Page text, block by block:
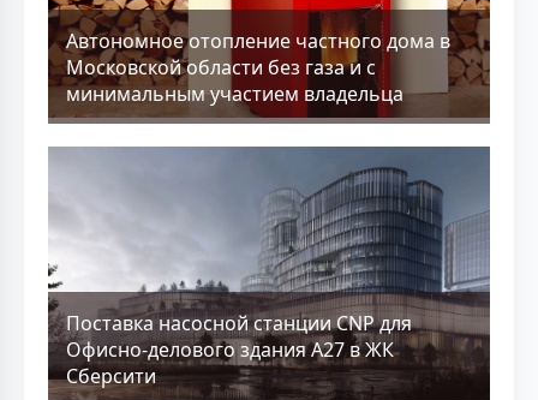
Aвтономное отопление частного дома в
Московской области без газа и с
минимальным участием владельца
Поставка насосной станции CNP для
Офисно-делового здания А27 в ЖК
Сберсити